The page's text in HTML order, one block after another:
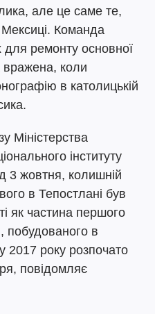
але це саме те,
Команда
для ремонту основної
вражена, коли
в католицькій
Міністерства
інституту
3 жовтня, колишній
в Тепостлані був
як частина першого
побудованого в
2017 року розпочато
повідомляє